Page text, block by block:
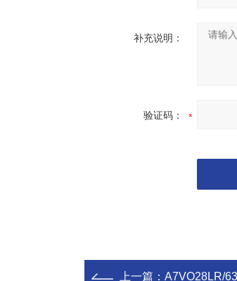
补充说明：
验证码：
上一篇： A7VO28LR/63R-